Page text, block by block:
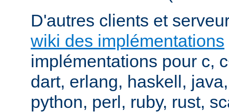
D'autres clients et
wiki des implémentations
implémentations pour c,
dart, erlang, haskell,
python, perl, ruby, rust,